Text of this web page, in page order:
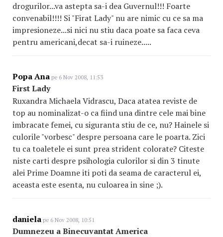
drogurilor...va astepta sa-i dea Guvernul!!! Foarte
convenabil!!!! Si "Firat Lady" nu are nimic cu ce sa ma
impresioneze...si nici nu stiu daca poate sa faca ceva
pentru americani,decat sa-i ruineze.....
Popa Ana pe 6 Nov 2008, 11:53
First Lady
Ruxandra Michaela Vidrascu, Daca atatea reviste de
top au nominalizat-o ca fiind una dintre cele mai bine
imbracate femei, cu siguranta stiu de ce, nu? Hainele si
culorile "vorbesc" despre persoana care le poarta. Zici
tu ca toaletele ei sunt prea strident colorate? Citeste
niste carti despre psihologia culorilor si din 3 tinute
alei Prime Doamne iti poti da seama de caracterul ei,
aceasta este esenta, nu culoarea in sine ;).
daniela pe 6 Nov 2008, 10:51
Dumnezeu a Binecuvantat America